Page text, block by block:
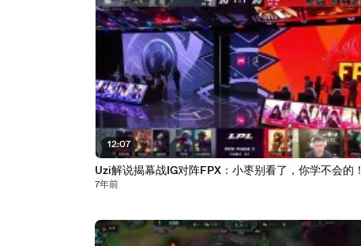
12:07
Uzi解说揭幕战IG对阵FPX：小枣别看了，你学不会的！
7年前